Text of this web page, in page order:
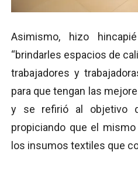
Asimismo, hizo
“brindarles espacios de
trabajadores y
para que tengan las
y se refirió al objetivo
propiciando que el
los insumos textiles que